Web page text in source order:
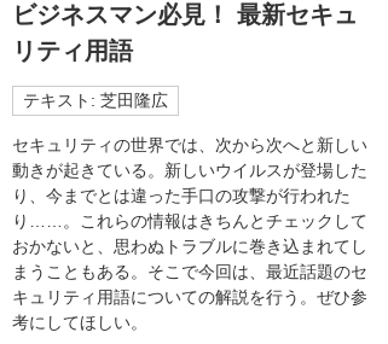
ビジネスマン必見！ 最新セキュ
リティ用語
テキスト: 芝田隆広
セキュリティの世界では、次から次へと新しい
動きが起きている。新しいウイルスが登場した
り、今までとは違った手口の攻撃が行われた
り……。これらの情報はきちんとチェックして
おかないと、思わぬトラブルに巻き込まれてし
まうこともある。そこで今回は、最近話題のセ
キュリティ用語についての解説を行う。ぜひ参
考にしてほしい。